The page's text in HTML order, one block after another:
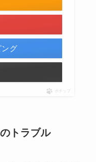
ング
ポチップ
トラブル